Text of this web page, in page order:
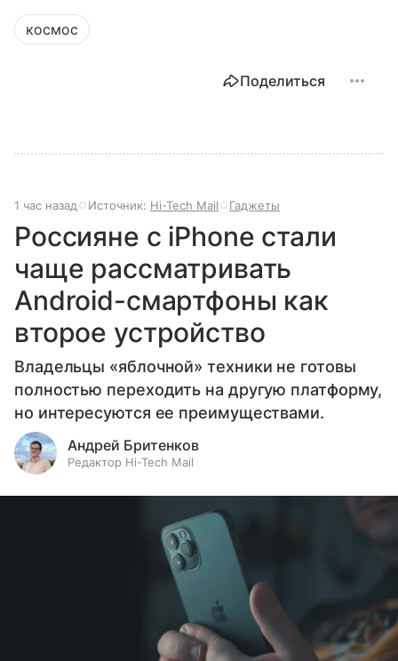
космос
Поделиться
1 час назад Источник: Hi-Tech Mail Гаджеты
Россияне с iPhone стали
чаще рассматривать
Android-смартфоны как
второе устройство
Владельцы «яблочной» техники не готовы
полностью переходить на другую платформу,
но интересуются ее преимуществами.
Андрей Бритенков
Редактор Hi-Tech Mail